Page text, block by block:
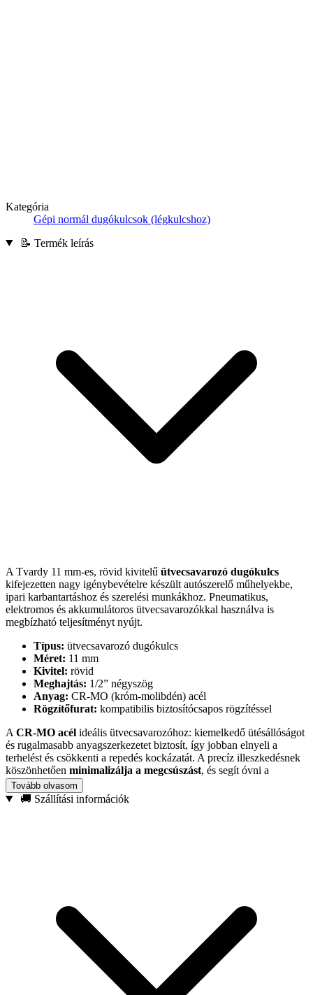
Kategória
Gépi normál dugókulcsok (légkulcshoz)
📝 Termék leírás
A Tvardy 11 mm-es, rövid kivitelű ütvecsavarozó dugókulcs
kifejezetten nagy igénybevételre készült autószerelő műhelyekbe,
ipari karbantartáshoz és szerelési munkákhoz. Pneumatikus,
elektromos és akkumulátoros ütvecsavarozókkal használva is
megbízható teljesítményt nyújt.
Típus: ütvecsavarozó dugókulcs
Méret: 11 mm
Kivitel: rövid
Meghajtás: 1/2” négyszög
Anyag: CR-MO (króm-molibdén) acél
Rögzítőfurat: kompatibilis biztosítócsapos rögzítéssel
A CR-MO acél ideális ütvecsavarozóhoz: kiemelkedő ütésállóságot
és rugalmasabb anyagszerkezetet biztosít, így jobban elnyeli a
terhelést és csökkenti a repedés kockázatát. A precíz illeszkedésnek
köszönhetően minimalizálja a megcsúszást, és segít óvni a
csavarfejeket a sérüléstől.
Ajánlott felhasználás:autójavítás, acélszerkezet-szerelés, ipari
Tovább olvasom
🚚 Szállítási információk